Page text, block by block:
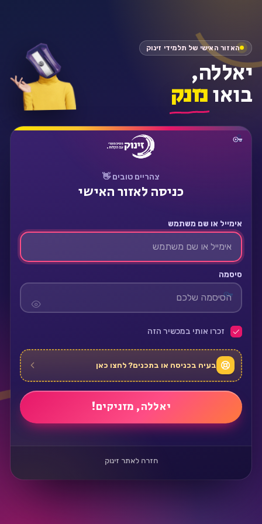
צהריים טובים 👋
כניסה לאזור האישי
אימייל או שם משתמש
סיסמה
זכרו אותי במכשיר הזה
בעיה בכניסה או בתכנים? לחצו כאן
חזרה לאתר זינוק
האזור האישי של תלמידי זינוק
יאללה,
בואונזנק